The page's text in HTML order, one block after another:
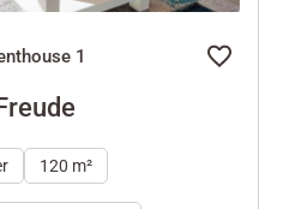
1
120 m²